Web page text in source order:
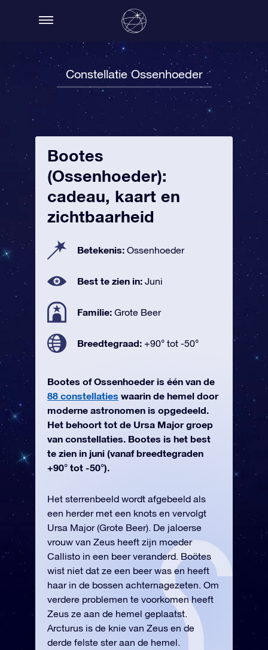
Constellatie Ossenhoeder
Bootes
(Ossenhoeder):
cadeau, kaart en
zichtbaarheid
Betekenis: Ossenhoeder
Best te zien in: Juni
Familie: Grote Beer
Breedtegraad: +90° tot -50°
Bootes of Ossenhoeder is één van de
88 constellaties waarin de hemel door
moderne astronomen is opgedeeld.
Het behoort tot de Ursa Major groep
van constellaties. Bootes is het best
te zien in juni (vanaf breedtegraden
+90° tot -50°).
Het sterrenbeeld wordt afgebeeld als
een herder met een knots en vervolgt
Ursa Major (Grote Beer). De jaloerse
vrouw van Zeus heeft zijn moeder
Callisto in een beer veranderd. Boötes
wist niet dat ze een beer was en heeft
haar in de bossen achternagezeten. Om
verdere problemen te voorkomen heeft
Zeus ze aan de hemel geplaatst.
Arcturus is de knie van Zeus en de
derde felste ster aan de hemel.